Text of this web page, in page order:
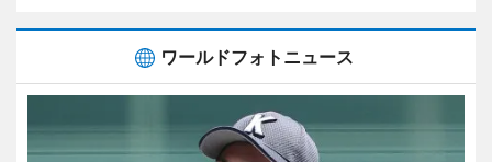
ワールドフォトニュース